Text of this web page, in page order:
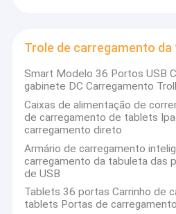
Trole de carregamento da
Smart Modelo 36 Portos USB
gabinete DC Carregamento
Caixas de alimentação de
de carregamento de tablets
carregamento direto
Armário de carregamento
carregamento da tabuleta das
de USB
Tablets 36 portas Carrinho de
tablets Portas de